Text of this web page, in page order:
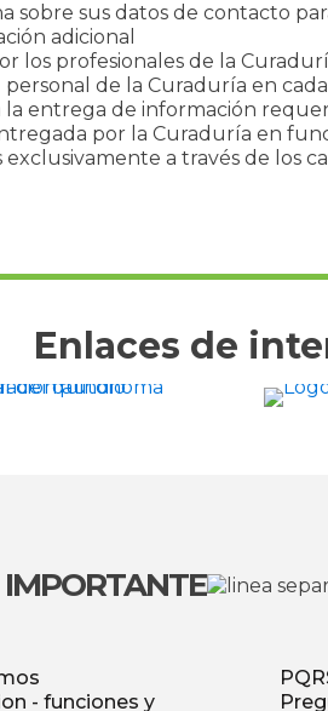
sobre sus datos de contacto
adicional
los profesionales de la
de la Curaduría en
la entrega de información
por la Curaduría en
exclusivamente a través de los
Enlaces de
IMPORTANTE
- funciones y